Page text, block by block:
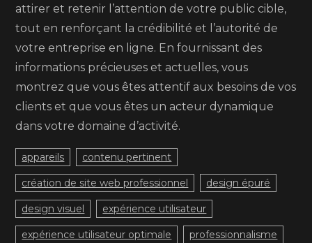
attirer et retenir l’attention de votre public cible,
tout en renforçant la crédibilité et l’autorité de
votre entreprise en ligne. En fournissant des
informations précieuses et actuelles, vous
montrez que vous êtes attentif aux besoins de vos
clients et que vous êtes un acteur dynamique
dans votre domaine d’activité.
appareils contenu pertinent
création de site web professionnel design épuré
design visuel expérience utilisateur
expérience utilisateur optimale professionnalisme